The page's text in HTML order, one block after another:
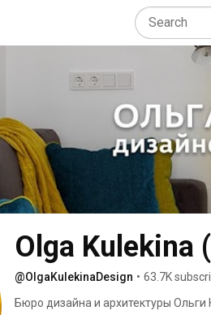
Olga Kulekina
@OlgaKulekinaDesign • 63.7K
Бюро дизайна и архитектуры